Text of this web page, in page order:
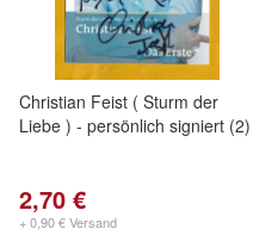
Christian Feist ( Sturm der
Liebe ) - persönlich signiert (2)
2,70 €
+ 0,90 € Versand